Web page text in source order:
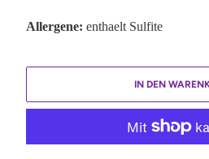
Allergene: enthaelt Sulfite
IN DEN